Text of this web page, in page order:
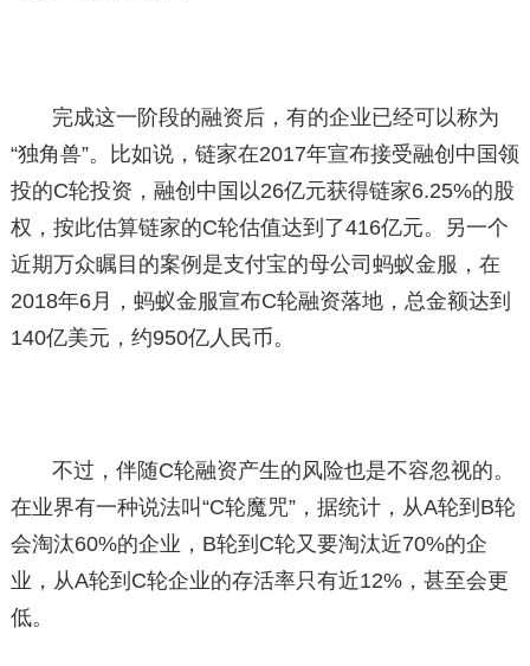
完成这一阶段的融资后，有的企业已经可以称为
“独角兽”。比如说，链家在2017年宣布接受融创中国领
投的C轮投资，融创中国以26亿元获得链家6.25%的股
权，按此估算链家的C轮估值达到了416亿元。另一个
近期万众瞩目的案例是支付宝的母公司蚂蚁金服，在
2018年6月，蚂蚁金服宣布C轮融资落地，总金额达到
140亿美元，约950亿人民币。
不过，伴随C轮融资产生的风险也是不容忽视的。
在业界有一种说法叫“C轮魔咒”，据统计，从A轮到B轮
会淘汰60%的企业，B轮到C轮又要淘汰近70%的企
业，从A轮到C轮企业的存活率只有近12%，甚至会更
低。